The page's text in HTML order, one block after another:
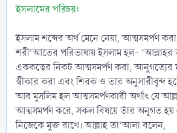
ইসলামের পরিচয়:
ইসলাম শব্দের অর্থ মেনে নেয়া, আত্মসমর্পণ
শরী‘আতের পরিভাষায় ইসলাম হল- ‘আল্লাহর
এককত্বের নিকট আত্মসমর্পণ করা, আনুগত্যের
স্বীকার করা এবং শিরক ও তার অনুসারীবৃন্দ
আর মুসলিম হল আত্মসমর্পণকারী অর্থাৎ যে
আত্মসমর্পণ করে, সকল বিষয়ে তাঁর অনুগত
নিজেকে মুক্ত রাখে। আল্লাহ তা‘আলা বলেন,